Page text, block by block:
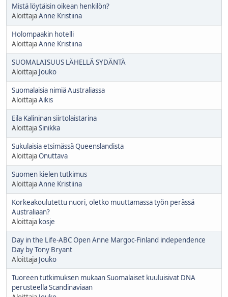
Mistä löytäisin oikean henkilön?
AloittajaAnne Kristiina
Holompaakin hotelli
AloittajaAnne Kristiina
SUOMALAISUUS LÄHELLÄ SYDÄNTÄ
Aloittaja Jouko
Suomalaisia nimiä Australiassa
AloittajaAikis
Eila Kalininan siirtolaistarina
AloittajaSinikka
Sukulaisia etsimässä Queenslandista
AloittajaOnuttava
Suomen kielen tutkimus
AloittajaAnne Kristiina
Korkeakoulutettu nuori, oletko muuttamassa työn perässä
Australiaan?
Aloittaja kosje
Day in the Life-ABC Open Anne Margoc-Finland independence
Day by Tony Bryant
Aloittaja Jouko
Tuoreen tutkimuksen mukaan Suomalaiset kuuluisivat DNA
perusteella Scandinaviaan